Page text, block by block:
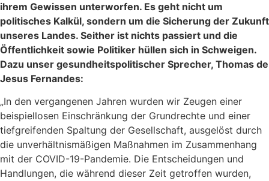
ihrem Gewissen unterworfen. Es geht nicht um
politisches Kalkül, sondern um die Sicherung der Zukunft
unseres Landes. Seither ist nichts passiert und die
Öffentlichkeit sowie Politiker hüllen sich in Schweigen.
Dazu unser gesundheitspolitischer Sprecher, Thomas de
Jesus Fernandes:
„In den vergangenen Jahren wurden wir Zeugen einer
beispiellosen Einschränkung der Grundrechte und einer
tiefgreifenden Spaltung der Gesellschaft, ausgelöst durch
die unverhältnismäßigen Maßnahmen im Zusammenhang
mit der COVID-19-Pandemie. Die Entscheidungen und
Handlungen, die während dieser Zeit getroffen wurden,